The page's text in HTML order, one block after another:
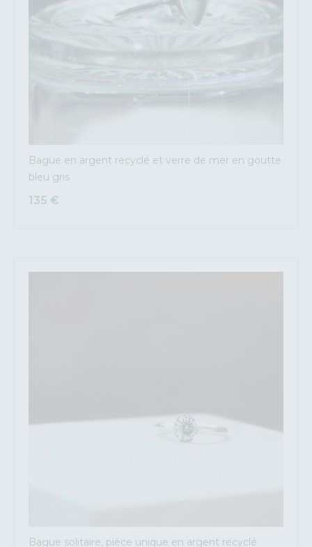
Bague en argent recyclé et verre de mer en goutte
bleu gris
135 €
Bague solitaire, pièce unique en argent recyclé